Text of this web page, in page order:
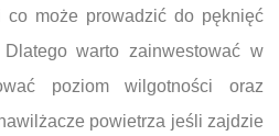
co może prowadzić do pęknięć
warto zainwestować w
poziom wilgotności oraz
powietrza jeśli zajdzie